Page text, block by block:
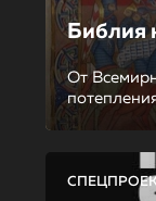
Библия
От